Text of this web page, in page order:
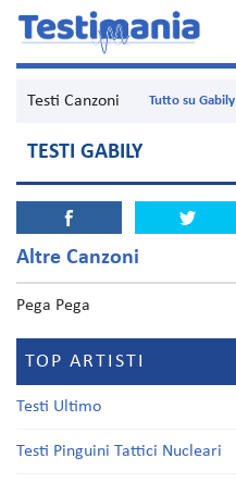
Testi Canzoni Tutto su Gabily
TESTI GABILY
Altre Canzoni
Pega Pega
TOP ARTISTI
Testi Ultimo
Testi Pinguini Tattici Nucleari